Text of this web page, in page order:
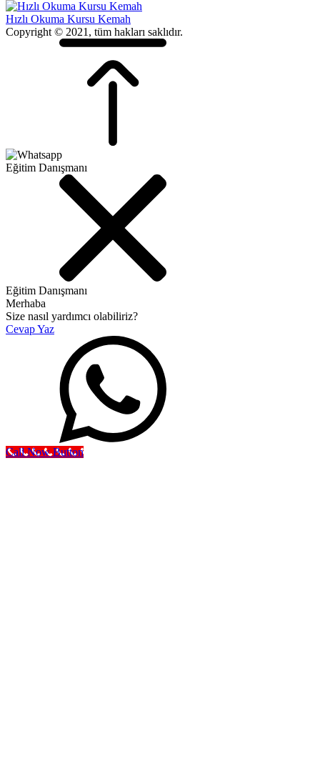
Hızlı Okuma Kursu Kemah
Copyright © 2021, tüm hakları saklıdır.
Eğitim Danışmanı
Eğitim Danışmanı
Merhaba
Size nasıl yardımcı olabiliriz?
Cevap Yaz
Call Now Button